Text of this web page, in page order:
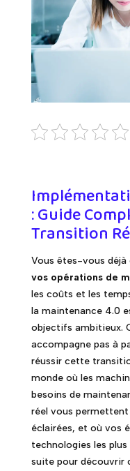
: Guide
Transition
Vous êtes-vous
vos opérations de
les coûts et les
la maintenance 4.0
objectifs ambitieux.
accompagne pas à
réussir cette
monde où les
besoins de
réel vous permettent
éclairées, et où vos
technologies les
suite pour